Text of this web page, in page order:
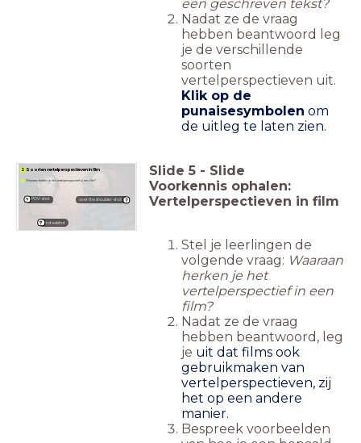
een geschreven tekst?
Nadat ze de vraag
hebben beantwoord leg
je de verschillende
soorten
vertelperspectieven uit.
Klik op de
punaisesymbolen om
de uitleg te laten zien.
POV- shot
totaalshot
over the shoulder-shot
2 Soorten vertelperspectieven in film
Waaraan herken je het vertelperspectief in een film?
Slide 5 - Slide
Voorkennis ophalen:
Vertelperspectieven in film
Stel je leerlingen de
volgende vraag: Waaraan
herken je het
vertelperspectief in een
film?
Nadat ze de vraag
hebben beantwoord, leg
je uit dat films ook
gebruikmaken van
vertelperspectieven, zij
het op een andere
manier.
Bespreek voorbeelden